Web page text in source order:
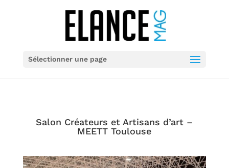
Sélectionner une page
Salon Créateurs et Artisans d’art –
MEETT Toulouse